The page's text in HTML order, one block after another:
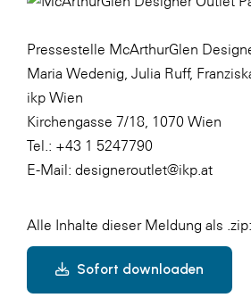
Pressestelle McArthurGlen
Maria Wedenig, Julia Ruff,
ikp Wien
Kirchengasse 7/18, 1070 Wien
Tel.: +43 1 5247790
E-Mail: designeroutlet@ikp.at
Alle Inhalte dieser Meldung als .zip:
Sofort downloaden